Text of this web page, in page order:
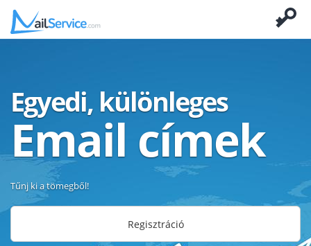
Egyedi, különleges
Email címek
Tűnj ki a tömegből!
Regisztráció